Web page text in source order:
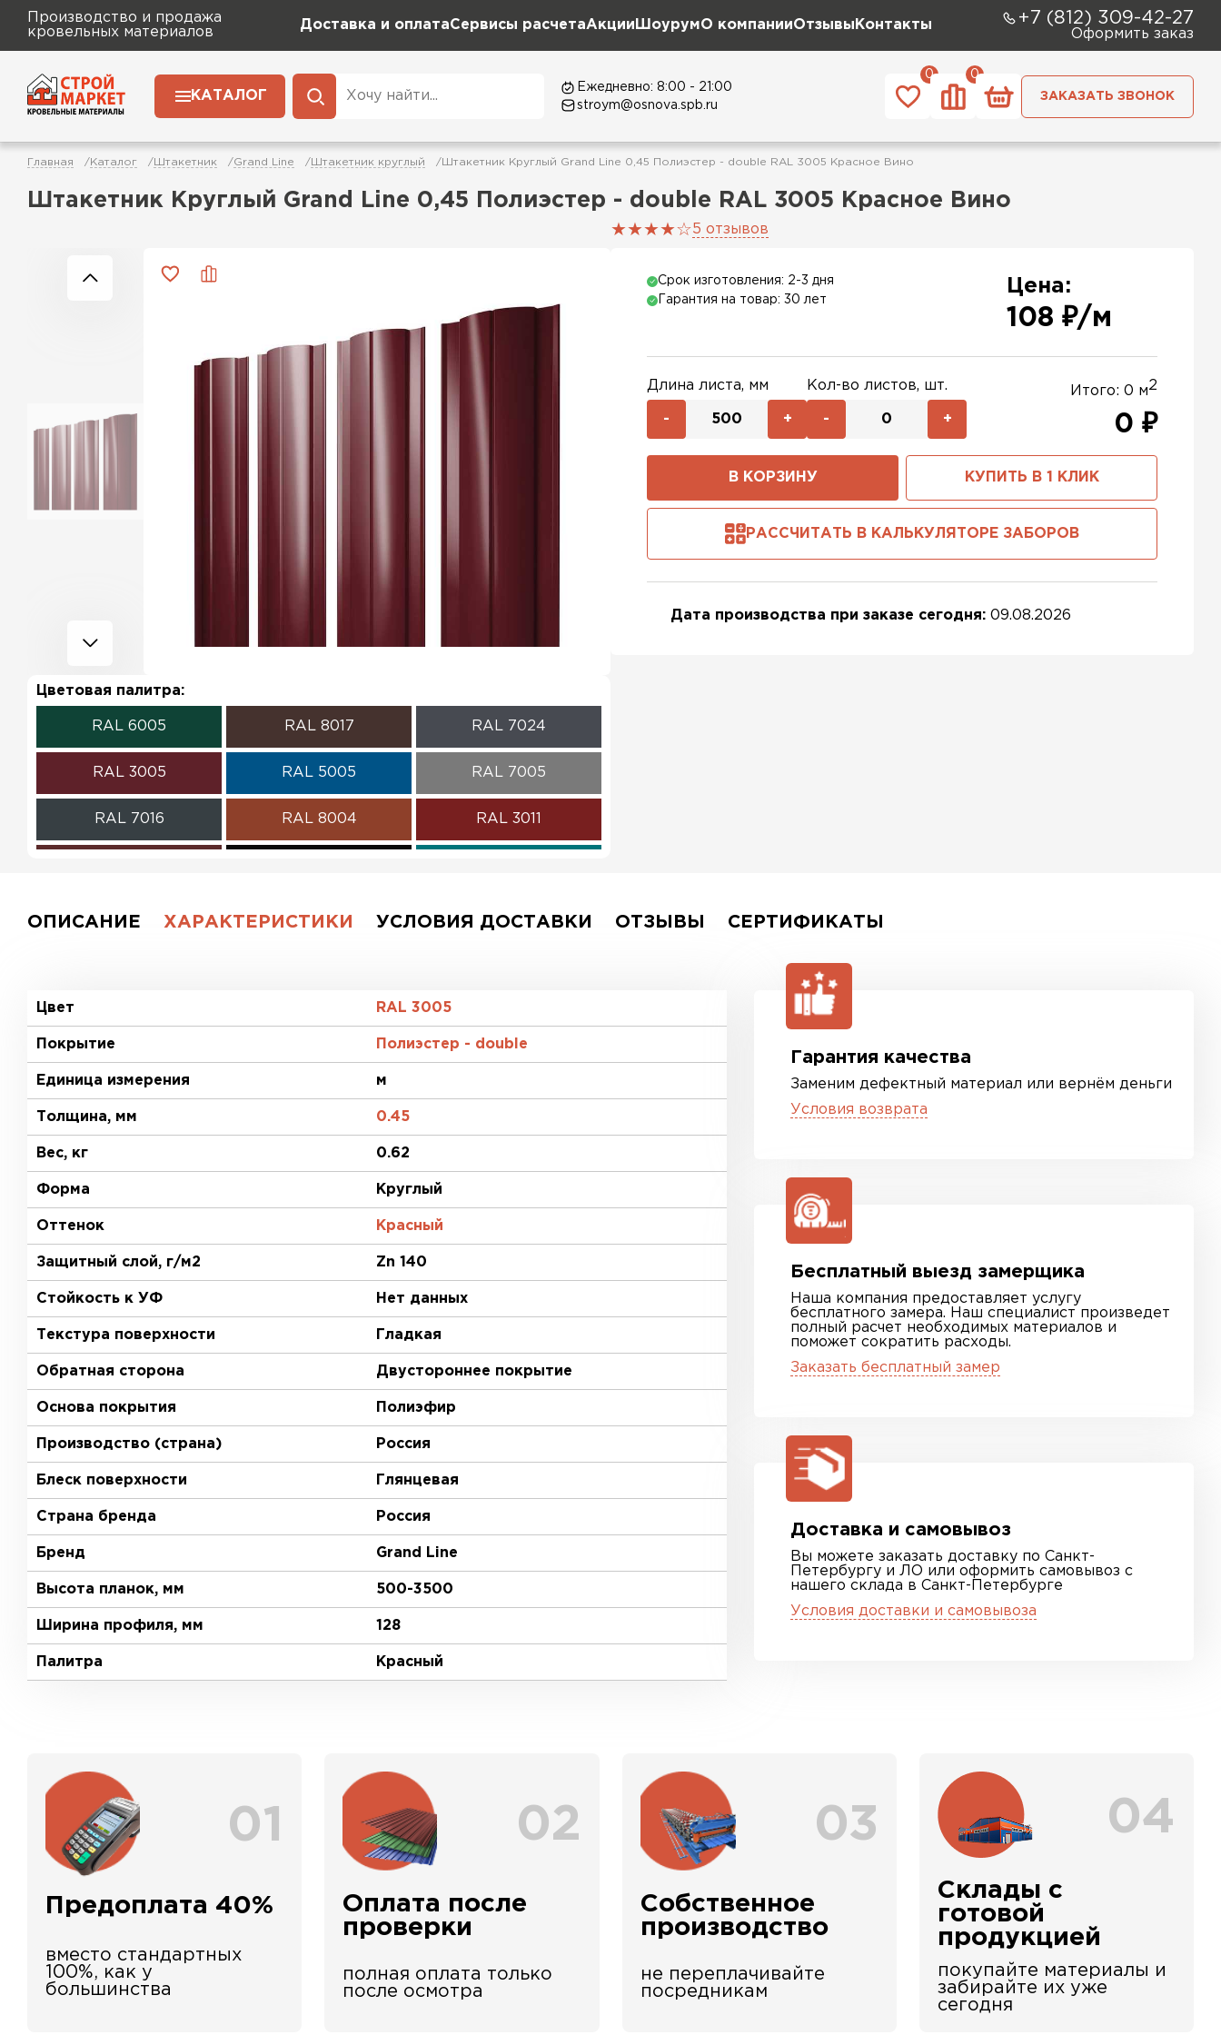
Производство и продажа
кровельных материалов
Доставка и оплатаСервисы расчетаАкции ШоурумО компанииОтзывы Контакты +7 (812) 309-42-27
Оформить заказ
КАТАЛОГ
Ежедневно: 8:00 - 21:00
stroym@osnova.spb.ru
0
0
ЗАКАЗАТЬ ЗВОНОК
Главная Каталог Штакетник Grand Line Штакетник круглый Штакетник Круглый Grand Line 0,45 Полиэстер - double RAL 3005 Красное Вино
Штакетник Круглый Grand Line 0,45 Полиэстер - double RAL 3005 Красное Вино
Цветовая палитра:
RAL 6005 RAL 8017 RAL 7024
RAL 3005 RAL 5005 RAL 7005
RAL 7016 RAL 8004 RAL 3011
RAL 2004 RAL 1018 RAL 6002
RR 32 RR 23
RR 887
5 отзывов
Срок изготовления: 2-3 дня
Гарантия на товар: 30 лет
Цена:
108 ₽/м
Длина листа, мм
- +
Кол-во листов, шт.
- +
Итого: 0 м2
0 ₽
В КОРЗИНУ КУПИТЬ В 1 КЛИК
РАССЧИТАТЬ В КАЛЬКУЛЯТОРЕ ЗАБОРОВ
Дата производства при заказе сегодня: 09.08.2026
ОПИСАНИЕ ХАРАКТЕРИСТИКИ УСЛОВИЯ ДОСТАВКИ ОТЗЫВЫ СЕРТИФИКАТЫ
Цвет RAL 3005
Покрытие Полиэстер - double
Единица измерения м
Толщина, мм 0.45
Вес, кг 0.62
Форма Круглый
Оттенок Красный
Защитный слой, г/м2 Zn 140
Стойкость к УФ Нет данных
Текстура поверхности Гладкая
Обратная сторона Двустороннее покрытие
Основа покрытия Полиэфир
Производство (страна) Россия
Блеск поверхности Глянцевая
Страна бренда Россия
Бренд Grand Line
Высота планок, мм 500-3500
Ширина профиля, мм 128
Палитра Красный
Гарантия качества
Заменим дефектный материал или вернём деньги
Условия возврата
Бесплатный выезд замерщика
Наша компания предоставляет услугу
бесплатного замера. Наш специалист произведет
полный расчет необходимых материалов и
поможет сократить расходы.
Заказать бесплатный замер
Доставка и самовывоз
Вы можете заказать доставку по Санкт-
Петербургу и ЛО или оформить самовывоз с
нашего склада в Санкт-Петербурге
Условия доставки и самовывоза
01
Предоплата 40%
вместо стандартных
100%, как у
большинства
02
Оплата после
проверки
полная оплата только
после осмотра
03
Собственное
производство
не переплачивайте
посредникам
04
Склады с
готовой
продукцией
покупайте материалы и
забирайте их уже
сегодня